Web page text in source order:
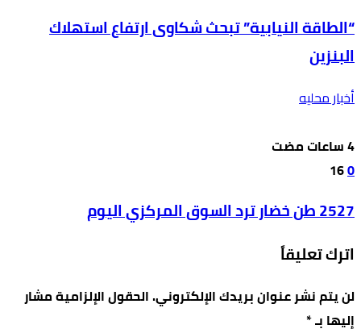
“الطاقة النيابية” تبحث شكاوى ارتفاع استهلاك
البنزين
أخبار محليه
0
16
2527 طن خضار ترد السوق المركزي اليوم
اترك تعليقاً
لن يتم نشر عنوان بريدك الإلكتروني.الحقول الإلزامية مشار
إليها بـ*